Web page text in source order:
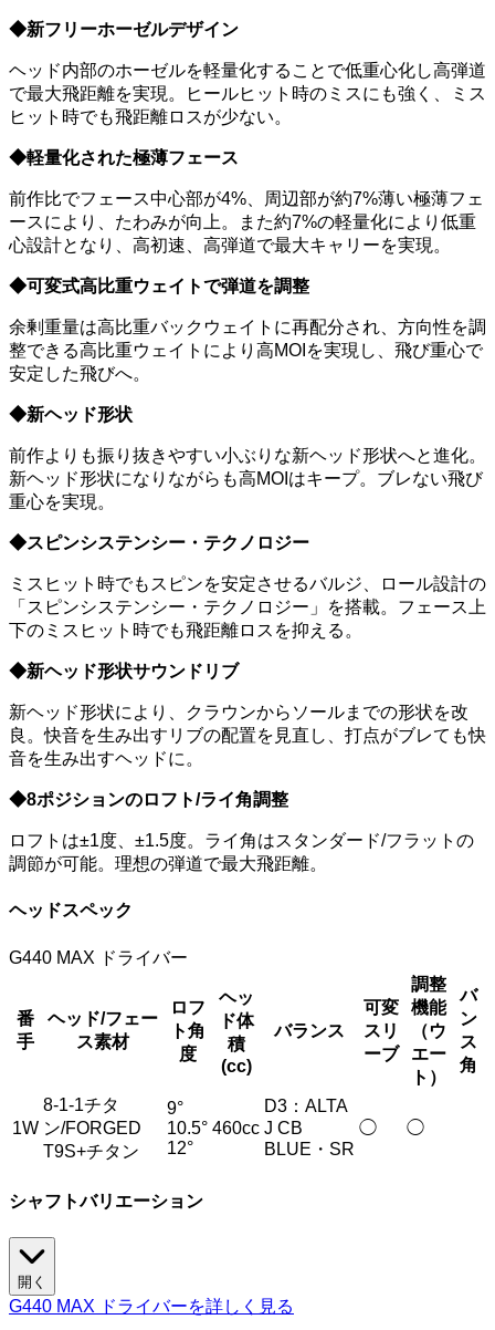
◆新フリーホーゼルデザイン
ヘッド内部のホーゼルを軽量化することで低重心化し高弾道
で最大飛距離を実現。ヒールヒット時のミスにも強く、ミス
ヒット時でも飛距離ロスが少ない。
◆軽量化された極薄フェース
前作比でフェース中心部が4%、周辺部が約7%薄い極薄フェ
ースにより、たわみが向上。また約7%の軽量化により低重
心設計となり、高初速、高弾道で最大キャリーを実現。
◆可変式高比重ウェイトで弾道を調整
余剰重量は高比重バックウェイトに再配分され、方向性を調
整できる高比重ウェイトにより高MOIを実現し、飛び重心で
安定した飛びへ。
◆新ヘッド形状
前作よりも振り抜きやすい小ぶりな新ヘッド形状へと進化。
新ヘッド形状になりながらも高MOIはキープ。ブレない飛び
重心を実現。
◆スピンシステンシー・テクノロジー
ミスヒット時でもスピンを安定させるバルジ、ロール設計の
「スピンシステンシー・テクノロジー」を搭載。フェース上
下のミスヒット時でも飛距離ロスを抑える。
◆新ヘッド形状サウンドリブ
新ヘッド形状により、クラウンからソールまでの形状を改
良。快音を生み出すリブの配置を見直し、打点がブレても快
音を生み出すヘッドに。
◆8ポジションのロフト/ライ角調整
ロフトは±1度、±1.5度。ライ角はスタンダード/フラットの
調節が可能。理想の弾道で最大飛距離。
ヘッドスペック
G440 MAX ドライバー
番
手
ヘッド/フェー
ス素材
ロフ
ト角
度
ヘッ
ド体
積
(cc)
バランス
可変
スリ
ーブ
調整
機能
（ウ
エー
ト）
バ
ン
ス
角
1W
8-1-1チタ
ン/FORGED
T9S+チタン
9°
10.5°
12°
460cc
D3：ALTA
J CB
BLUE・SR
◯ ◯
シャフトバリエーション
開く
G440 MAX ドライバーを詳しく見る